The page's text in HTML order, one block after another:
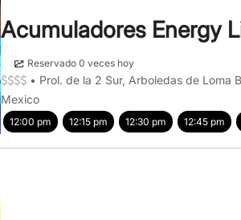
Acumuladores Energy
Reservado 0 veces hoy
• Prol. de la 2 Sur, Arboledas de Loma
Mexico
12:00 pm 12:15 pm 12:30 pm 12:45 pm